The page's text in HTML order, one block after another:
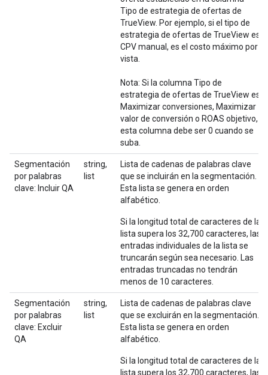
Tipo de estrategia de ofertas de
TrueView. Por ejemplo, si el tipo de
estrategia de ofertas de TrueView es
CPV manual, es el costo máximo por
vista.
Nota: Si la columna Tipo de
estrategia de ofertas de TrueView es
Maximizar conversiones, Maximizar
valor de conversión o ROAS objetivo,
esta columna debe ser 0 cuando se
suba.
Segmentación
por palabras
clave: Incluir QA
string,
list
Lista de cadenas de palabras clave
que se incluirán en la segmentación.
Esta lista se genera en orden
alfabético.
Si la longitud total de caracteres de la
lista supera los 32,700 caracteres, las
entradas individuales de la lista se
truncarán según sea necesario. Las
entradas truncadas no tendrán
menos de 10 caracteres.
Segmentación
por palabras
clave: Excluir
QA
string,
list
Lista de cadenas de palabras clave
que se excluirán en la segmentación.
Esta lista se genera en orden
alfabético.
Si la longitud total de caracteres de la
lista supera los 32,700 caracteres, las